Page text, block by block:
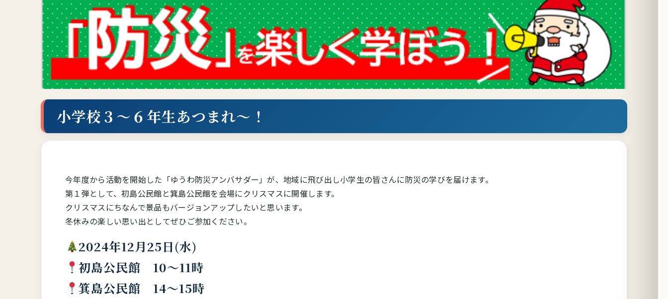
小学校３～６年生あつまれ～！
今年度から活動を開始した「ゆうわ防災アンバサダー」が、地域に飛び出し小学生の皆さんに防災の学びを届けます。
第１弾として、初島公民館と箕島公民館を会場にクリスマスに開催します。
クリスマスにちなんで景品もバージョンアップしたいと思います。
冬休みの楽しい思い出としてぜひご参加ください。
2024年12月25日(水)
初島公民館 10～11時
箕島公民館 14～15時